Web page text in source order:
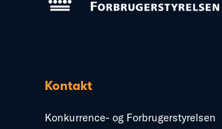
Kontakt
Konkurrence- og Forbrugerstyrelsen